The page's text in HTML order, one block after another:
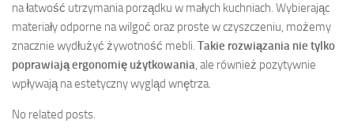
na łatwość utrzymania porządku w małych kuchniach. Wybierając
materiały odporne na wilgoć oraz proste w czyszczeniu, możemy
znacznie wydłużyć żywotność mebli. Takie rozwiązania nie tylko
poprawiają ergonomię użytkowania, ale również pozytywnie
wpływają na estetyczny wygląd wnętrza.
No related posts.